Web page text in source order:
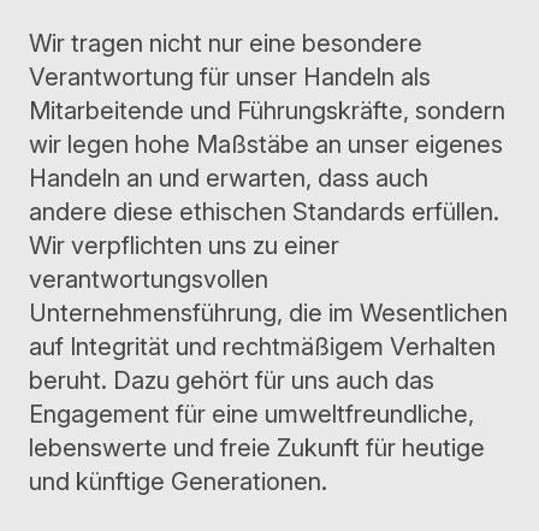
Wir tragen nicht nur eine besondere
Verantwortung für unser Handeln als
Mitarbeitende und Führungskräfte, sondern
wir legen hohe Maßstäbe an unser eigenes
Handeln an und erwarten, dass auch
andere diese ethischen Standards erfüllen.
Wir verpflichten uns zu einer
verantwortungsvollen
Unternehmensführung, die im Wesentlichen
auf Integrität und rechtmäßigem Verhalten
beruht. Dazu gehört für uns auch das
Engagement für eine umweltfreundliche,
lebenswerte und freie Zukunft für heutige
und künftige Generationen.